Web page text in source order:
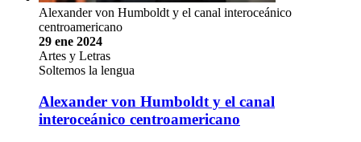
Alexander von Humboldt y el canal interoceánico
centroamericano
29 ene 2024
Artes y Letras
Soltemos la lengua
Alexander von Humboldt y el canal
interoceánico centroamericano